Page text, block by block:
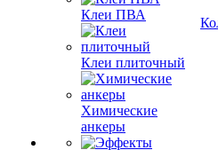
Клеи ПВА
Клеи плиточный
Химические
анкеры